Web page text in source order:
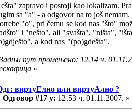
zapravo i postoji kao lokalizam.
sa "a" - a odgovor na to još
"o", pri čemu se kod nas "što"
i "nešto", ali "svašta", "ništa",
a kod nas "(po)gdešta".
пут промењено: 12.14 ч.
»
виртуЕлно или виртуАлно ?
Одговор #17 у: 12.53 ч. 01.11.2007. »